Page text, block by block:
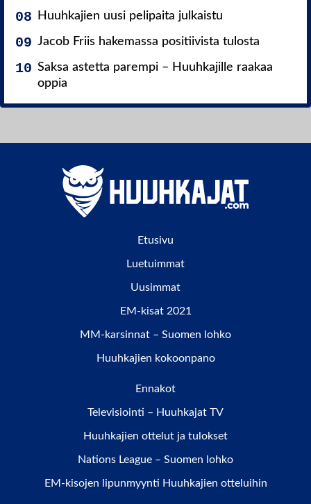
Huuhkajien uusi pelipaita julkaistu
Jacob Friis hakemassa positiivista tulosta
Saksa astetta parempi – Huuhkajille raakaa
oppia
Etusivu
Luetuimmat
Uusimmat
EM-kisat 2021
MM-karsinnat – Suomen lohko
Huuhkajien kokoonpano
Ennakot
Televisiointi – Huuhkajat TV
Huuhkajien ottelut ja tulokset
Nations League – Suomen lohko
EM-kisojen lipunmyynti Huuhkajien otteluihin